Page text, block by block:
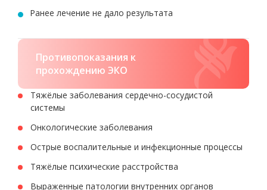
Ранее лечение не дало результата
Противопоказания к
прохождению ЭКО
Тяжёлые заболевания сердечно-сосудистой
системы
Онкологические заболевания
Острые воспалительные и инфекционные процессы
Тяжёлые психические расстройства
Выраженные патологии внутренних органов